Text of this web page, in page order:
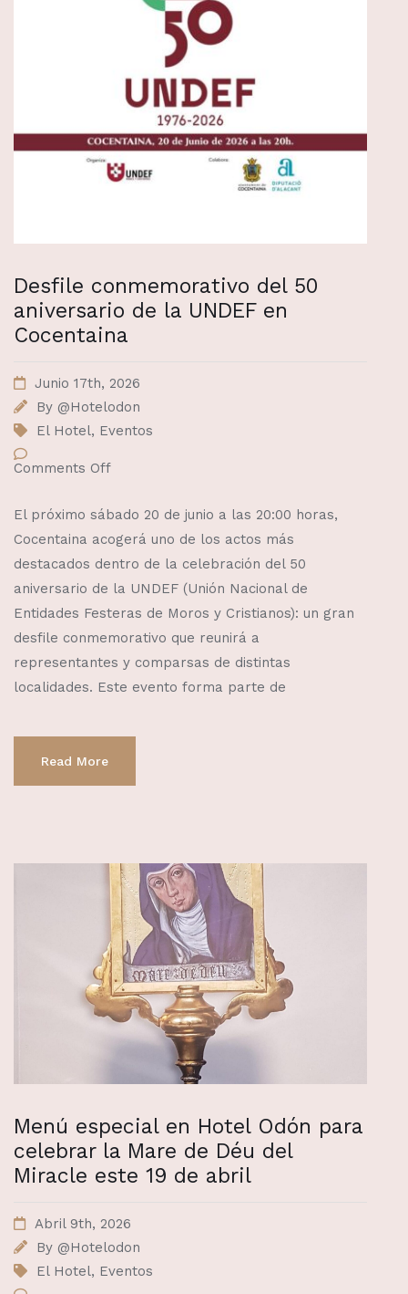
Desfile conmemorativo del 50
aniversario de la UNDEF en
Cocentaina
Junio 17th, 2026
By @Hotelodon
El Hotel, Eventos
Comments Off
El próximo sábado 20 de junio a las 20:00 horas,
Cocentaina acogerá uno de los actos más
destacados dentro de la celebración del 50
aniversario de la UNDEF (Unión Nacional de
Entidades Festeras de Moros y Cristianos): un gran
desfile conmemorativo que reunirá a
representantes y comparsas de distintas
localidades. Este evento forma parte de
Read More
Menú especial en Hotel Odón para
celebrar la Mare de Déu del
Miracle este 19 de abril
Abril 9th, 2026
By @Hotelodon
El Hotel, Eventos